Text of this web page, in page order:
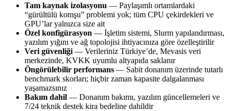
Tam kaynak izolasyonu — Paylaşımlı ortamlardaki
“gürültülü komşu” problemi yok; tüm CPU çekirdekleri ve
GPU’lar yalnızca size ait
Özel konfigürasyon — İşletim sistemi, Slurm yapılandırması,
yazılım yığını ve ağ topolojisi ihtiyacınıza göre özelleştirilir
Veri güvenliği — Verileriniz Türkiye’de, Mevasis veri
merkezinde, KVKK uyumlu altyapıda saklanır
Öngörülebilir performans — Sabit donanım üzerinde tutarlı
benchmark skorları; hiçbir zaman kapasite dalgalanması
yaşamazsınız
Bakım dahil — Donanım bakımı, yazılım güncellemeleri ve
7/24 teknik destek kira bedeline dahildir